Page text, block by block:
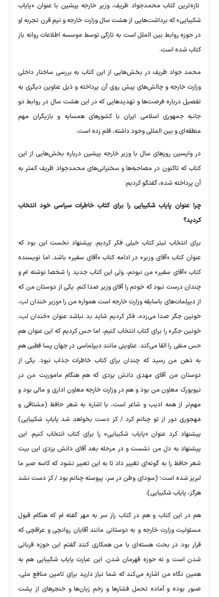
تازه‌ترین کتاب محمدجواد ظریف، وزیر خارجه پیشین با عنوان «پایاب
شکیبایی» که برداشت‌هایی از هشت سال وزارت خارجه و نیم قرن تجربه او
در حوزه روابط بین الملل است به تازگی توسط موسسه اطلاعات روانه باز
کتاب شده است.
محمد جواد ظریف در بخش‌هایی از این کتاب به بررسی ساختار داخلی
وزارت خارجه و چالش‌های پیش روی آن پرداخته و ذیل عناوین دیگری به
تفصیل درباره فرصت‌ها و تهدید‌هایی که در این هشت سال در روابط دو
جانبه جمهوری اسلامی ایران با کشور‌های همسایه و بازیگران مهم
منطقه‌ای و بین المللی وجود داشته، قلم زده است.
در واپسین روز‌های سال با وزیر خارجه پیشین درباره بخش‌هایی از این
کتاب که تاکنون در مصاحبه‌ها و سخنرانی‌های محمدجواد ظریف کمتر به
آن پرداخته شده، گفتگو کردیم:
چرا عنوان پایاب شکیبایی را برای کتاب خاطرات سیاسی خود انتخاب
کردید؟
برای انتخاب تیتر کتاب خیلی فکر کردیم. پیشنهاد نخست این بود که
عنوان کتاب «آقای وزیر» در ادامه کتاب «آقای سفیر» باشد. اما نویسنده
کتاب «آقای سفیر» من نبودم، ولی این کتاب جدید را شخصا نوشته ام و
چندان درست نبود که خودم را آقای وزیر صدا کنم. یکی از دوستان من که
از دیپلمات‌های باسابقه وزارت خارجه است همواره من را «وزیر خندان لب،
خونین جگر صدا می‌زد»، فکر کردیم شاید بد نباشد عنوان «خندان لب،
خونین جگر» را برای کتاب انتخاب کنیم، اما حس کردیم که این عنوان هم
حس منفی را القا می‌کند. عناوینی مانند دیپلماسی در جهان پسا قطبی هم
به ذهن من رسید که چندان برای کتاب خاطرات جذاب نبود. یکی از
دوستان من آقای مهدی دانش یزدی که هم هنگام ماموریت من در
نیویورک معاون من بود و هم در وزارت خارجه معاون اداری و مالی بود و
مهم‌تر از همه ادیب و شاعر است، با اشاره به شعر حافظ (مشتاقی و
مَهجوری دور از تو چنانم کرد / کز دست بخواهد شد پایابِ شکیبایی)
پیشنهاد کرد عنوان «پایاب شکیبایی» را برای کتاب انتخاب کنیم. این
پیشنهاد به دل من نشست و در مرحله بعد آقای دانش یزدی این بیت
شعر حافظ را به گونه‌ای تغییر داد تا به این تعبیر نشود که کاسه صبر ما
لبریز شده است؛ (سودای وطن در سر، پیوسته چنانم بود / کز دست نشد
هرگز، پایاب شکیبایی).
هم در این کتاب و هم در کتاب راز سر به مهر گفته ام که هنگام قبول
مسئولیت وزارت خارجه و به دوستانی مانند آقایان روانچی و عراقچی که
قرار بود در بحث هسته‌ای با من همکاری کنند گفتم این حوزه قربانی
شدن است و نه حوزه قهرمان شدن. این عبارت پایاب شکیبایی هم به
همین نگاه من اشاره می‌کند که شما نیاز دارید برای تامین منافع ملی،
صبور بوده و آماده تحمل فشار‌ها و زخم زبان‌ها و خنجر‌های از پشت